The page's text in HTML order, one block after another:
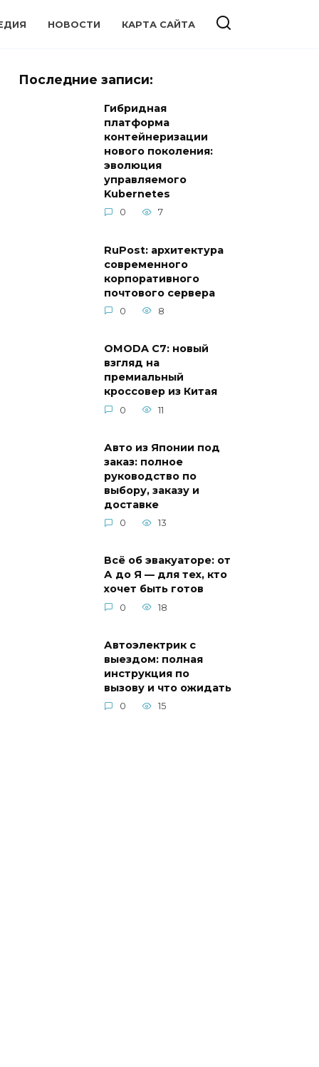
НОВОСТИ КАРТА САЙТА
Последние записи:
Гибридная
платформа
контейнеризации
нового поколения:
эволюция
управляемого
Kubernetes
0 7
RuPost: архитектура
современного
корпоративного
почтового сервера
0 8
OMODA C7: новый
взгляд на
премиальный
кроссовер из Китая
0 11
Авто из Японии под
заказ: полное
руководство по
выбору, заказу и
доставке
0 13
Всё об эвакуаторе: от
А до Я — для тех, кто
хочет быть готов
0 18
Автоэлектрик с
выездом: полная
инструкция по
вызову и что ожидать
0 15